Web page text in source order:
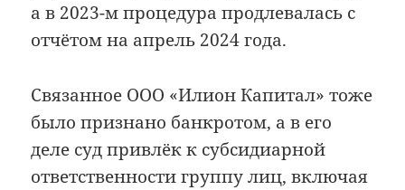
а в 2023-м процедура продлевалась с
отчётом на апрель 2024 года.
Связанное ООО «Илион Капитал» тоже
было признано банкротом, а в его
деле суд привлёк к субсидиарной
ответственности группу лиц, включая